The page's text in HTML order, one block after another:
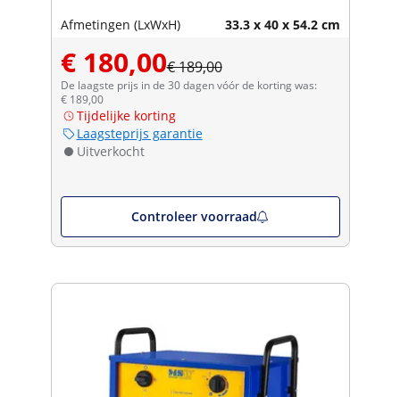
Afmetingen (LxWxH) 33.3 x 40 x 54.2 cm
€ 180,00€ 189,00
De laagste prijs in de 30 dagen vóór de korting was:
€ 189,00
Tijdelijke korting
Laagsteprijs garantie
Uitverkocht
Controleer voorraad